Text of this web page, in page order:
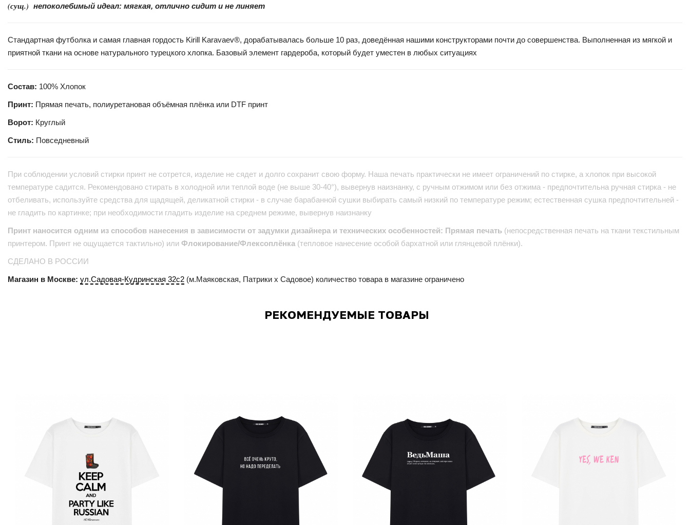
(сущ.) непоколебимый идеал: мягкая, отлично сидит и не линяет
Стандартная футболка и самая главная гордость Kirill Karavaev®, дорабатывалась больше 10 раз, доведённая нашими конструкторами почти до совершенства. Выполненная из мягкой и
приятной ткани на основе натурального турецкого хлопка. Базовый элемент гардероба, который будет уместен в любых ситуациях
Состав: 100% Хлопок
Принт: Прямая печать, полиуретановая объёмная плёнка или DTF принт
Ворот: Круглый
Стиль: Повседневный
При соблюдении условий стирки принт не сотрется, изделие не сядет и долго сохранит свою форму. Наша печать практически не имеет ограничений по стирке, а хлопок при высокой
температуре садится. Рекомендовано стирать в холодной или теплой воде (не выше 30-40°), вывернув наизнанку, с ручным отжимом или без отжима - предпочтительна ручная стирка - не
отбеливать, используйте средства для щадящей, деликатной стирки - в случае барабанной сушки выбирать самый низкий по температуре режим; естественная сушка предпочтительней -
не гладить по картинке; при необходимости гладить изделие на среднем режиме, вывернув наизнанку
Принт наносится одним из способов нанесения в зависимости от задумки дизайнера и технических особенностей: Прямая печать (непосредственная печать на ткани текстильным
принтером. Принт не ощущается тактильно) или Флокирование/Флексоплёнка (тепловое нанесение особой бархатной или глянцевой плёнки).
СДЕЛАНО В РОССИИ
Магазин в Москве: ул.Садовая-Кудринская 32с2 (м.Маяковская, Патрики x Садовое) количество товара в магазине ограничено
РЕКОМЕНДУЕМЫЕ ТОВАРЫ